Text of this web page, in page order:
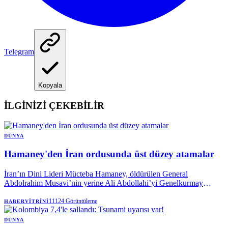
Telegram
Kopyala
İLGİNİZİ ÇEKEBİLİR
DÜNYA
Hamaney'den İran ordusunda üst düzey atamalar
İran’ın Dini Lideri Mücteba Hamaney, öldürülen General
Abdolrahim Musavi’nin yerine Ali Abdollahi’yi Genelkurmay
Pakpur’un yerine Ahmed Vahidi’yi Devrim Muhafızları’nın
başkomutanı olarak görevlendirdi.
HABERVITRINI11124 Görüntüleme
DÜNYA